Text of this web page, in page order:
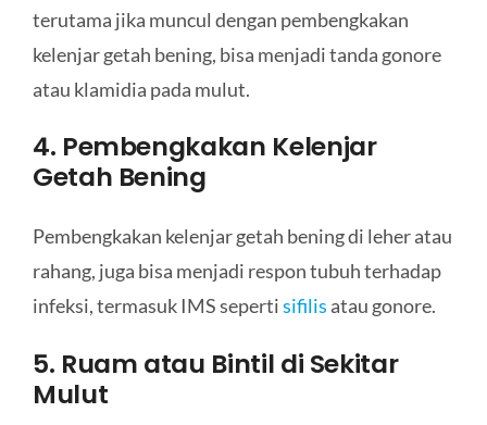
terutama jika muncul dengan pembengkakan
kelenjar getah bening, bisa menjadi tanda gonore
atau klamidia pada mulut.
4. Pembengkakan Kelenjar
Getah Bening
Pembengkakan kelenjar getah bening di leher atau
rahang, juga bisa menjadi respon tubuh terhadap
infeksi, termasuk IMS sepertisifilis atau gonore.
5. Ruam atau Bintil di Sekitar
Mulut